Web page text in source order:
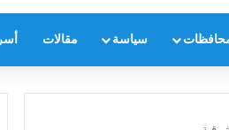
سياسة مقالات